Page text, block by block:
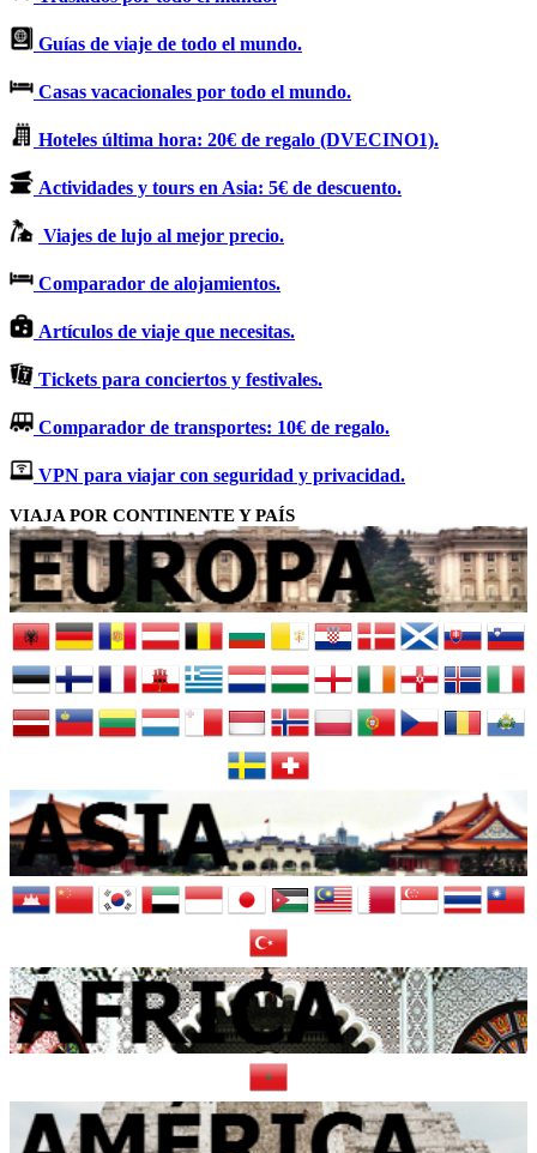
Guías de viaje de todo el mundo.
Casas vacacionales por todo el mundo.
Hoteles última hora: 20€ de regalo (DVECINO1).
Actividades y tours en Asia: 5€ de descuento.
Viajes de lujo al mejor precio.
Comparador de alojamientos.
Artículos de viaje que necesitas.
Tickets para conciertos y festivales.
Comparador de transportes: 10€ de regalo.
VPN para viajar con seguridad y privacidad.
VIAJA POR CONTINENTE Y PAÍS